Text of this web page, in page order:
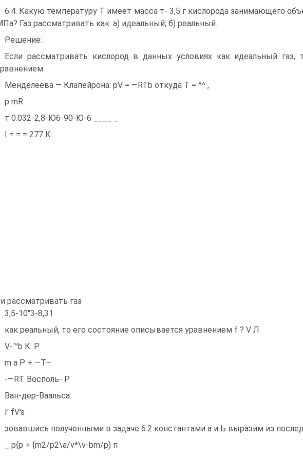
6.4. Какую температуру Т имеет масса т- 3,5 г кислорода занимающего
Газ рассматривать как: а) идеальный; б) реальный.
Решение:
Если рассматривать кислород в данных условиях как идеальный газ,
Менделеева — Клапейрона: pV = —RTb откуда Т = ^^ ,
р mR
т 0.032-2,8-Ю6-90-Ю-6 ____ _
I = = = 277 К.
рассматривать газ
3,5-10"3-8,31
как реальный, то его состояние описывается уравнением f ? V Л
V-™b К. Р
m а Р + —Т—
-—RT. Восполь- Р
Ван-дер-Ваальса:
I' fV's
зовавшись полученными в задаче 6.2 константами а и Ь выразим из
_ p{p + {m2/p2\a/v*\v-bm/p) п